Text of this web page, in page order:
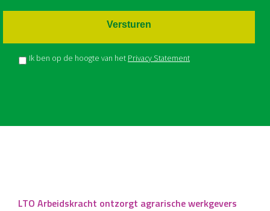
Ik ben op de hoogte van het Privacy Statement
Versturen
LTO Arbeidskracht ontzorgt agrarische werkgevers